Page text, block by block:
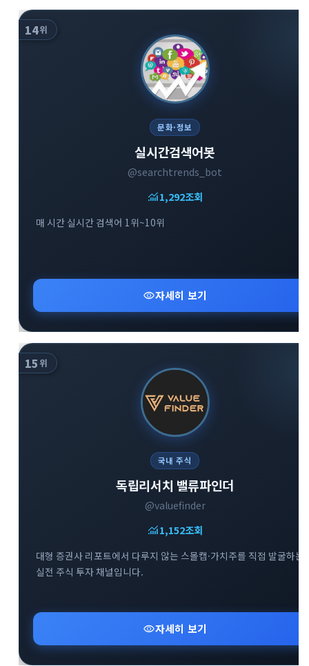
14위
문화·정보
실시간검색어봇
@searchtrends_bot
monitoring1,292조회
매 시간 실시간 검색어 1위~10위
visibility자세히 보기
15 위
국내 주식
독립리서치 밸류파인더
@valuefinder
monitoring1,152조회
대형 증권사 리포트에서 다루지 않는 스몰캡·가치주를 직접 발굴하는
실전 주식 투자 채널입니다.
visibility자세히 보기